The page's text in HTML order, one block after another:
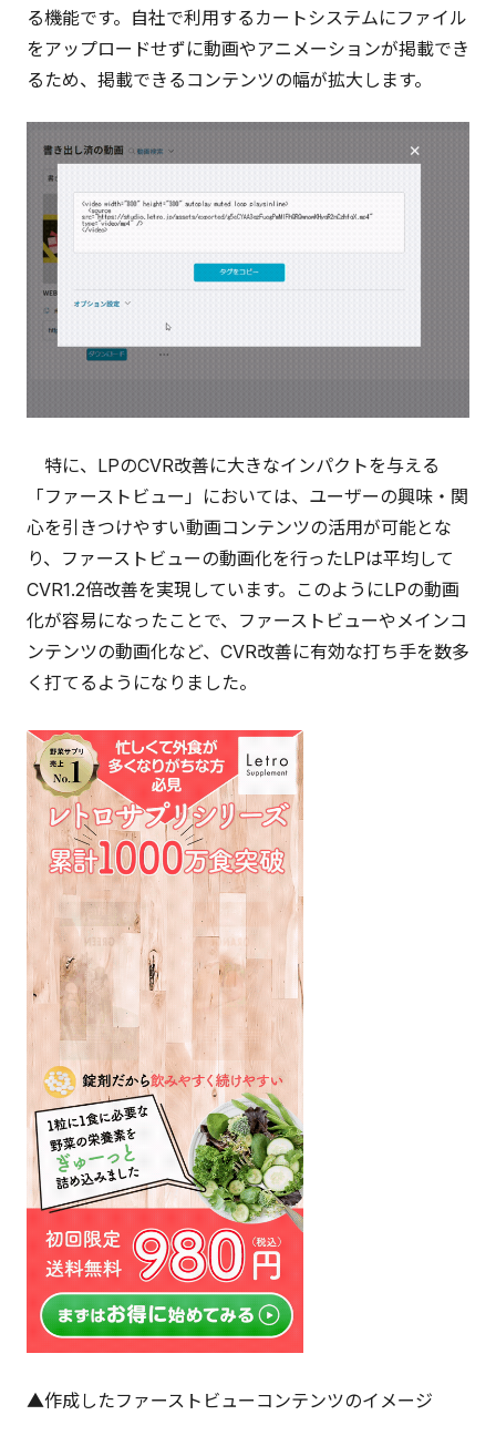
る機能です。自社で利用するカートシステムにファイル
をアップロードせずに動画やアニメーションが掲載でき
るため、掲載できるコンテンツの幅が拡大します。
特に、LPのCVR改善に大きなインパクトを与える
「ファーストビュー」においては、ユーザーの興味・関
心を引きつけやすい動画コンテンツの活用が可能とな
り、ファーストビューの動画化を行ったLPは平均して
CVR1.2倍改善を実現しています。このようにLPの動画
化が容易になったことで、ファーストビューやメインコ
ンテンツの動画化など、CVR改善に有効な打ち手を数多
く打てるようになりました。
▲作成したファーストビューコンテンツのイメージ